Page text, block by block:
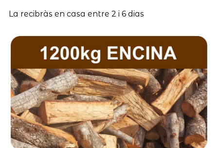
La recibràs en casa entre 2 i 6 dias